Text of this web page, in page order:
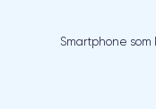
Smartphone